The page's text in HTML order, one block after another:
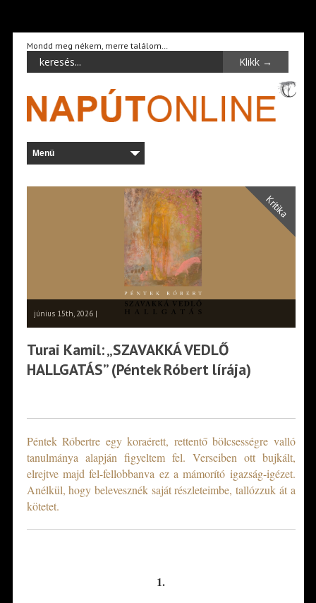
Mondd meg nékem, merre találom…
Kritika
június 15th, 2026 |
Turai Kamil: „SZAVAKKÁ VEDLŐ
HALLGATÁS” (Péntek Róbert lírája)
Péntek Róbertre egy koraérett, rettentő bölcsességre valló
tanulmánya alapján figyeltem fel. Verseiben ott bujkált,
elrejtve majd fel-fellobbanva ez a mámorító igazság-igézet.
Anélkül, hogy belevesznék saját részleteimbe, tallózzuk át a
kötetet.
1.